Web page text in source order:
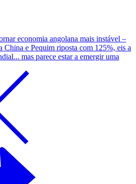
economia angolana mais instável –
e Pequim riposta com 125%, eis a
mas parece estar a emergir uma